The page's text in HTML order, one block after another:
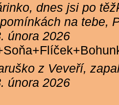
dnes jsi po
na tebe,
února 2026
z Veveří,
února 2026